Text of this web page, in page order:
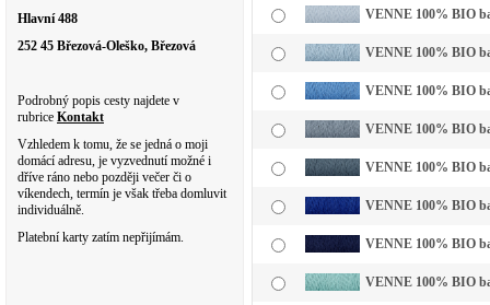
Hlavní 488
252 45 Březová-Oleško, Březová
Podrobný popis cesty najdete v
rubrice Kontakt
Vzhledem k tomu, že se jedná o moji
domácí adresu, je vyzvednutí možné i
dříve ráno nebo později večer či o
víkendech, termín je však třeba domluvit
individuálně.
Platební karty zatím nepřijímám.
VENNE 100% BIO
VENNE 100% BIO
VENNE 100% BIO
VENNE 100% BIO
VENNE 100% BIO
VENNE 100% BIO
VENNE 100% BIO
VENNE 100% BIO